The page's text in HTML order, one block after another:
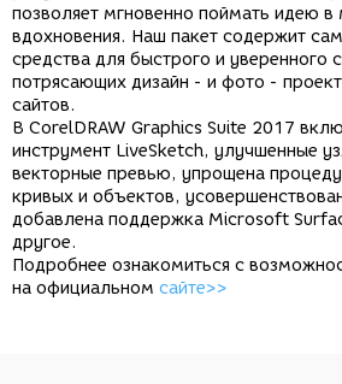
позволяет мгновенно поймать идею в
вдохновения. Наш пакет содержит
средства для быстрого и уверенного
потрясающих дизайн - и фото -
сайтов.
В CorelDRAW Graphics Suite 2017
инструмент LiveSketch, улучшенные
векторные превью, упрощена
кривых и объектов,
добавлена поддержка Microsoft
другое.
Подробнее ознакомиться с
на официальном сайте>>